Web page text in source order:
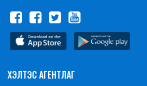
ХЭЛТЭС АГЕНТЛАГ